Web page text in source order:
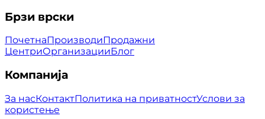
Брзи врски
ПочетнаПроизводиПродажни
ЦентриОрганизацииБлог
Компанија
За насКонтактПолитика на приватностУслови за
користење